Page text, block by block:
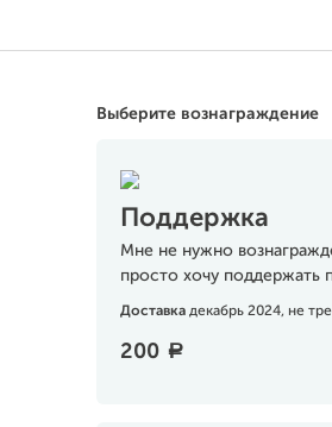
Выберите вознаграждение
Поддержка
Мне не нужно
просто хочу поддержать
Доставка декабрь 2024, не
200 a